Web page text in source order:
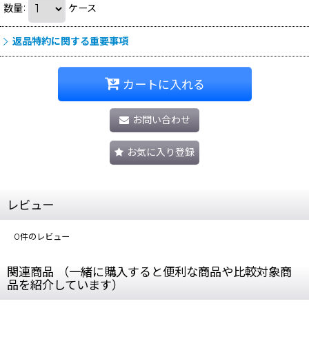
数量: ケース
返品特約に関する重要事項
カートに入れる
お問い合わせ
お気に入り登録
レビュー
0件のレビュー
関連商品 （一緒に購入すると便利な商品や比較対象商
品を紹介しています）